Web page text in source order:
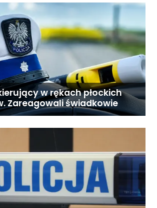
w rękach płockich
Zareagowali świadkowie